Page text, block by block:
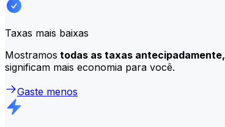
Taxas mais baixas
Mostramos todas as taxas antecipadamente,
significam mais economia para você.
Gaste menos